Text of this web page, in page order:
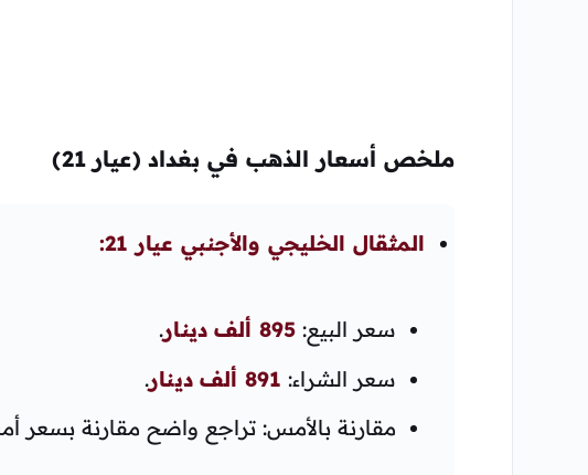
ملخص أسعار الذهب في بغداد (عيار 21)
المثقال الخليجي والأجنبي عيار 21:
سعر البيع: 895 ألف دينار
.
سعر الشراء: 891 ألف دينار
.
مقارنة بالأمس: تراجع واضح مقارنة بسعر أمس البالغ